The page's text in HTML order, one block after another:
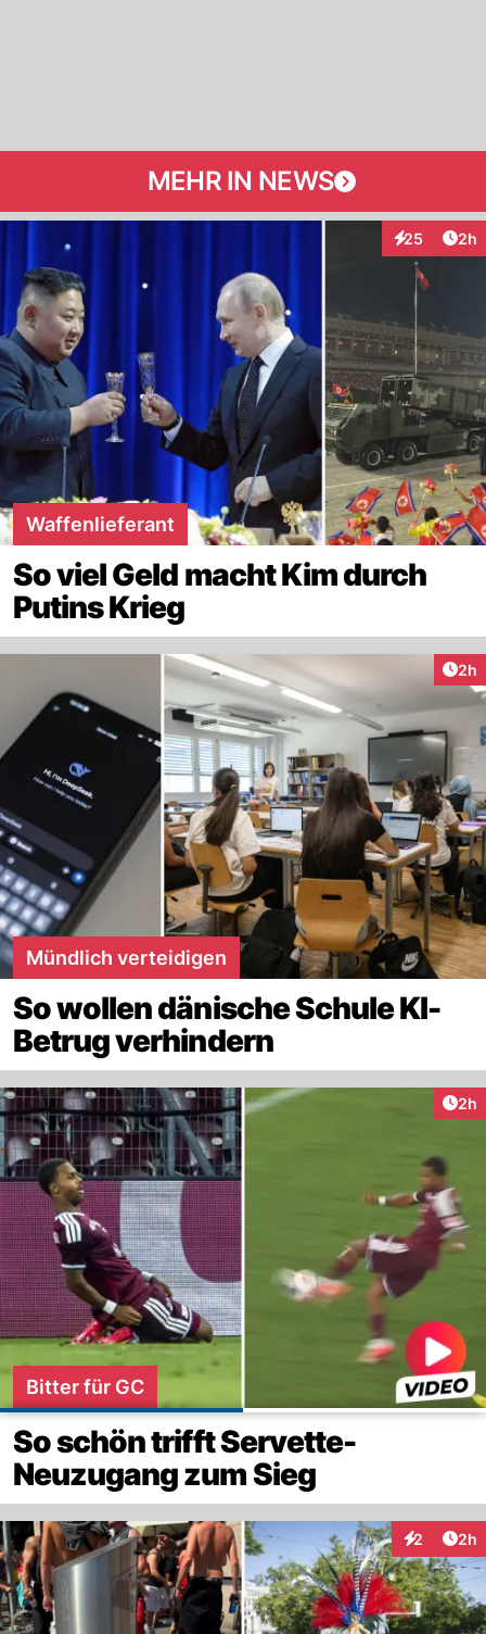
MEHR IN NEWS
25
Interaktionen
2h
Waffenlieferant
So viel Geld macht Kim durch
Putins Krieg
2h
Mündlich verteidigen
So wollen dänische Schule KI-
Betrug verhindern
2h
Bitter für GC
So schön trifft Servette-
Neuzugang zum Sieg
2 2h